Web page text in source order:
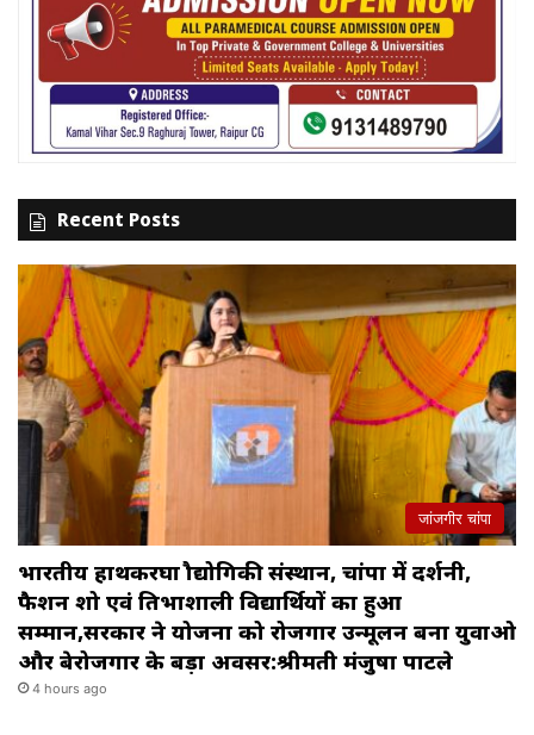
Recent Posts
जांजगीर चांपा
भारतीय हाथकरघा प्रौद्योगिकी संस्थान, चांपा में प्रदर्शनी,
फैशन शो एवं प्रतिभाशाली विद्यार्थियों का हुआ
सम्मान,सरकार ने योजना को रोजगार उन्मूलन बना युवाओ
और बेरोजगार के बड़ा अवसर:श्रीमती मंजुषा पाटले
4 hours ago